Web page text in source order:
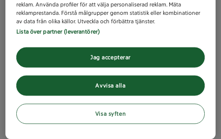
reklam. Använda profiler för att välja personaliserad reklam. Mäta
reklamprestanda. Förstå målgrupper genom statistik eller kombinationer
av data från olika källor. Utveckla och förbättra tjänster.
Lista över partner (leverantörer)
Avvisa alla
Jag accepterar
Visa syften